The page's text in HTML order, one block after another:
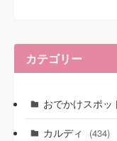
カテゴリー
おでかけスポッ
カルディ (434)